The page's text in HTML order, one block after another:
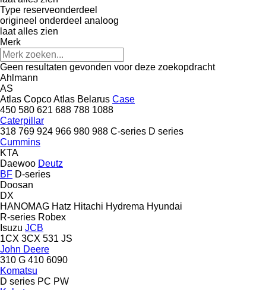
Type reserveonderdeel
origineel onderdeel analoog
laat alles zien
Merk
Geen resultaten gevonden voor deze zoekopdracht
Ahlmann
AS
Atlas CopcoAtlas Belarus Case
450 580 621 688 788 1088
Caterpillar
318 769 924 966 980 988 C-series D series
Cummins
KTA
Daewoo Deutz
BF D-series
Doosan
DX
HANOMAG Hatz Hitachi Hydrema Hyundai
R-series Robex
Isuzu JCB
1CX 3CX 531 JS
John Deere
310 G 410 6090
Komatsu
D series PC PW